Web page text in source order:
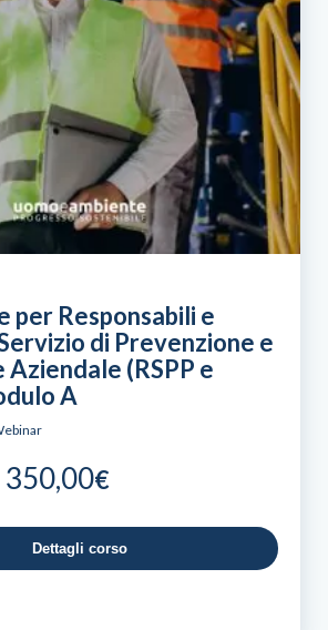
per Responsabili e
di Prevenzione e
(RSPP e
A
350,00€Fascia
prezzo:
da
Dettagli corso